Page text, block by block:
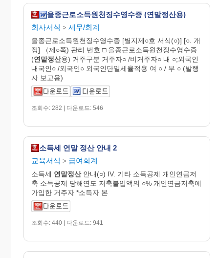
을종근로소득원천징수영수증 (연말정산용)
회사서식 > 세무/회계
을종근로소득원천징수영수증 [별지제○호 서식(○)] [○. 개
정] （제○쪽) 관리 번호 □ 을종근로소득원천징수영수증
(연말정산용) 거주구분 거주자○ /비거주자○ 내 ○;외국인
내국인○ /외국인○ 외국인단일세율적용 여 ○ / 부 ○ (발행
자 보고용)
조회수: 282 | 다운로드: 546
소득세 연말 정산 안내 2
교육서식 > 급여회계
소득세 연말정산안내(○) IV. 기타 소득공제 개인연금저
축 소득공제 당해연도 저축불입액의 ○% 개인연금저축에
가입한 거주자 *소득자 본
조회수: 440 | 다운로드: 941